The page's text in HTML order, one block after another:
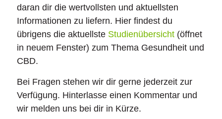
das beste Öl für dich ist.
daran dir die wertvollsten und aktuellsten
Informationen zu liefern. Hier findest du
übrigens die aktuellste Studienübersicht(öffnet
in neuem Fenster) zum Thema Gesundheit und
CBD.
Bei Fragen stehen wir dir gerne jederzeit zur
Verfügung. Hinterlasse einen Kommentar und
wir melden uns bei dir in Kürze.